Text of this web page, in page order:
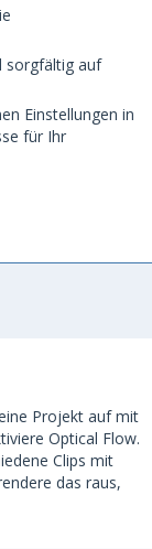
sorgfältig auf
Einstellungen in
für Ihr
Projekt auf mit
Optical Flow.
Clips mit
das raus,